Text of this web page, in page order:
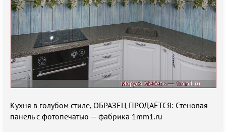
Кухня в голубом стиле, ОБРАЗЕЦ ПРОДАЁТСЯ: Стеновая
панель с фотопечатью — фабрика 1mm1.ru